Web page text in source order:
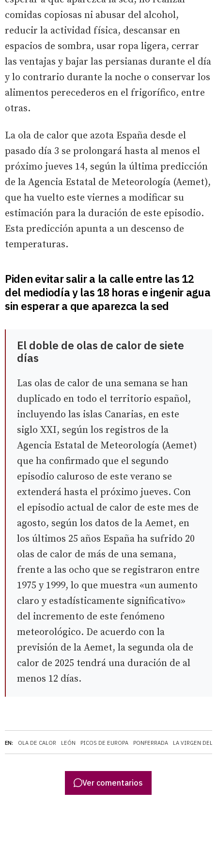
EN: OLA DE CALOR LEÓN PICOS DE EUROPA PONFERRADA LA VIRGEN DEL
comidas copiosas ni abusar del alcohol,
reducir la actividad física, descansar en
espacios de sombra, usar ropa ligera, cerrar
las ventajas y bajar las persianas durante el día
y lo contrario durante la noche o conservar los
alimentos perecederos en el frigorífico, entre
otras.
La ola de calor que azota España desde el
pasado día 3 se prolongará hasta al menos el
próximo jueves 14, según la última predicción
de la Agencia Estatal de Meteorología (Aemet),
que ha vuelto este viernes a modificar su
estimación para la duración de este episodio.
Esta predicción apunta a un descenso de
temperaturas.
Piden evitar salir a la calle entre las 12
del mediodía y las 18 horas e ingenir agua
sin esperar a que aparezca la sed
El doble de olas de calor de siete
días
Las olas de calor de una semana se han
duplicado en todo el territorio español,
incluyendo las islas Canarias, en este
siglo XXI, según los registros de la
Agencia Estatal de Meteorología (Aemet)
que ha confirmado que el segundo
episodio caluroso de este verano se
extenderá hasta el próximo jueves. Con
el episodio actual de calor de este mes de
agosto, según los datos de la Aemet, en
los últimos 25 años España ha sufrido 20
olas de calor de más de una semana,
frente a las ocho que se registraron entre
1975 y 1999, lo que muestra «un aumento
claro y estadísticamente significativo»
del incremento de este fenómeno
meteorológico. De acuerdo con la
previsión de la Aemet, la segunda ola de
calor de 2025 tendrá una duración de al
menos 12 días.
Ver comentarios